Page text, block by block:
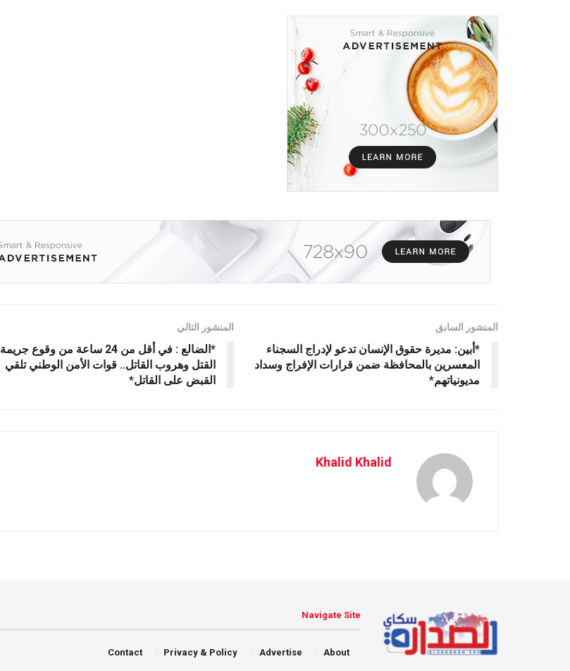
المنشور السابق
*أبين: مديرة حقوق الإنسان تدعو لإدراج السجناء
المعسرين بالمحافظة ضمن قرارات الإفراج وسداد
مديونياتهم*
المنشور التالي
*الضالع : في أقل من 24 ساعة من وقوع جريمة
القتل وهروب القاتل.. قوات الأمن الوطني تلقي
القبض على القاتل*
Khalid Khalid
Navigate Site
About
Advertise
Privacy & Policy
Contact